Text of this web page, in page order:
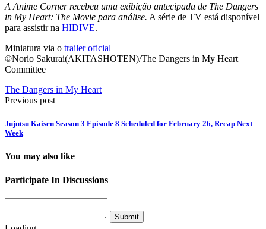
A Anime Corner recebeu uma exibição antecipada de The Dangers
in My Heart: The Movie para análise. A série de TV está disponível
para assistir na HIDIVE.
Miniatura via o trailer oficial
©Norio Sakurai(AKITASHOTEN)/The Dangers in My Heart
Committee
The Dangers in My Heart
Previous post
Jujutsu Kaisen Season 3 Episode 8 Scheduled for February 26, Recap Next
Week
You may also like
Participate In Discussions
Submit